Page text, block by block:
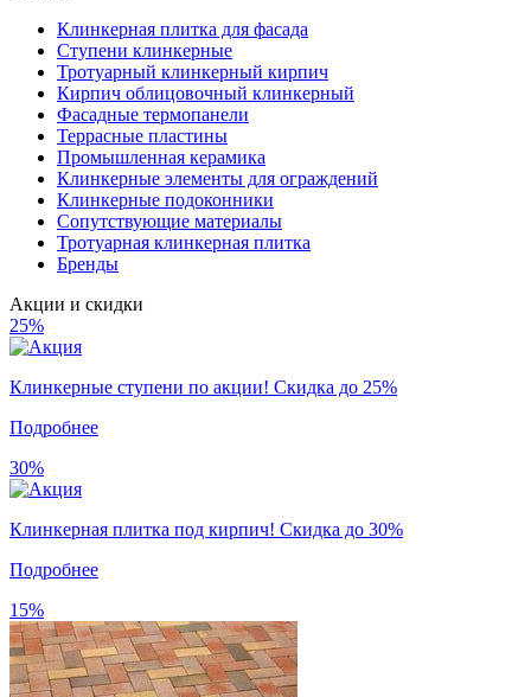
Клинкерная плитка для фасада
Ступени клинкерные
Тротуарный клинкерный кирпич
Кирпич облицовочный клинкерный
Фасадные термопанели
Террасные пластины
Промышленная керамика
Клинкерные элементы для ограждений
Клинкерные подоконники
Сопутствующие материалы
Тротуарная клинкерная плитка
Бренды
Акции и скидки
25%
Клинкерные ступени по акции! Скидка до 25%
Подробнее
30%
Клинкерная плитка под кирпич! Скидка до 30%
Подробнее
15%